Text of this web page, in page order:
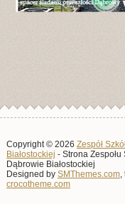
Copyright © 2026 Zespół
Białostockiej - Strona Zespołu
Dąbrowie Białostockiej
Designed by SMThemes.com,
crocotheme.com